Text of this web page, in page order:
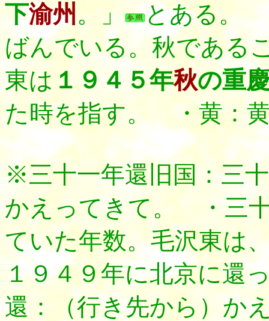
下渝州。」
とある。
ばんでいる。秋である
東は１９４５年秋の重
た時を指す。 ・黄：
※三十一年還旧国：三
かえってきて。 ・三
ていた年数。毛沢東は
１９４９年に北京に還
還：（行き先から）か